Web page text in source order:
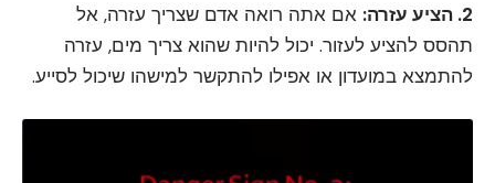
2. הציע עזרה:
אם אתה רואה אדם שצריך עזרה, אל
תהסס להציע לעזור. יכול להיות שהוא צריך מים, עזרה
להתמצא במועדון או אפילו להתקשר למישהו שיכול לסייע.